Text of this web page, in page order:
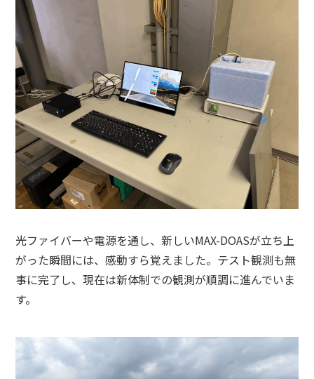
光ファイバーや電源を通し、新しいMAX-DOASが立ち上
がった瞬間には、感動すら覚えました。テスト観測も無
事に完了し、現在は新体制での観測が順調に進んでいま
す。